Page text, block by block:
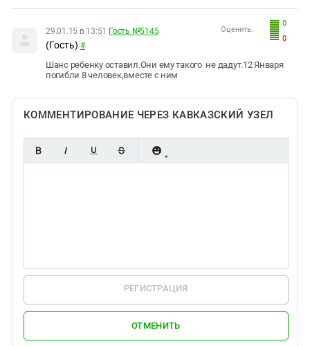
0
0
Оценить:
29.01.15 в 13:51 Гость №5145
(Гость) #
Шанс ребенку оставил.Они ему такого не дадут.12 Января
погибли 8 человек,вместе с ним
КОММЕНТИРОВАНИЕ ЧЕРЕЗ КАВКАЗСКИЙ УЗЕЛ
РЕГИСТРАЦИЯ
ОТМЕНИТЬ